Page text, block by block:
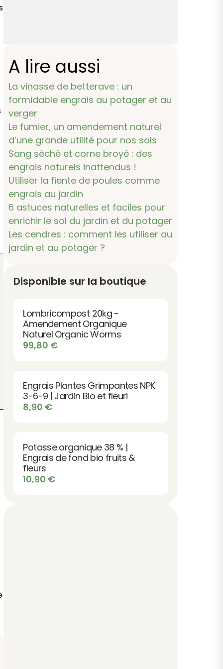
A lire aussi
La vinasse de betterave : un
formidable engrais au potager et au
verger
Le fumier, un amendement naturel
d’une grande utilité pour nos sols
Sang séché et corne broyé : des
engrais naturels inattendus !
Utiliser la fiente de poules comme
engrais au jardin
6 astuces naturelles et faciles pour
enrichir le sol du jardin et du potager
Les cendres : comment les utiliser au
jardin et au potager ?
Disponible sur la boutique
Lombricompost 20kg -
Amendement Organique
Naturel Organic Worms
99,80 €
Engrais Plantes Grimpantes NPK
3-6-9 | Jardin Bio et fleuri
8,90 €
Potasse organique 38 % |
Engrais de fond bio fruits &
fleurs
10,90 €